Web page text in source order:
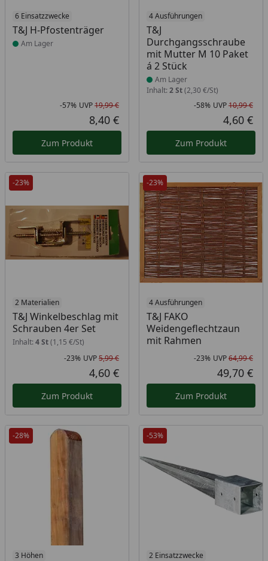
6 Einsatzzwecke
T&J H-Pfostenträger
Produkt am Lager
Am Lager
Rabatt in Prozent
-57%
Ursprünglicher Preis
UVP19,99 €
Aktueller Preis
8,40 €
Zum Produkt
4 Ausführungen
T&J
Durchgangsschraube
mit Mutter M 10 Paket
á 2 Stück
Produkt am Lager
Am Lager
Inhalt: 2 St(2,30 €/St)
-58% UVP10,99 €
4,60 €
Zum Produkt
-23%
2 Materialien
T&J Winkelbeschlag mit
Schrauben 4er Set
Inhalt: 4 St(1,15 €/St)
Rabatt in Prozent
-23%
Ursprünglicher Preis
UVP5,99 €
Aktueller Preis
4,60 €
Zum Produkt
-23%
4 Ausführungen
T&J FAKO
Weidengeflechtzaun
mit Rahmen
-23% UVP64,99 €
49,70 €
Zum Produkt
-28%
3 Höhen
-53%
2 Einsatzzwecke